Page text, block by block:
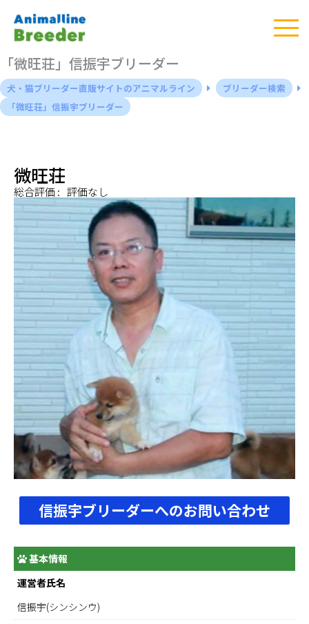
「微旺荘」信振宇ブリーダー
犬・猫ブリーダー直販サイトのアニマルライン
ブリーダー検索
「微旺荘」信振宇ブリーダー
微旺荘
総合評価 : 評価なし
信振宇ブリーダーへのお問い合わせ
基本情報
運営者氏名
信振宇(シンシンウ)